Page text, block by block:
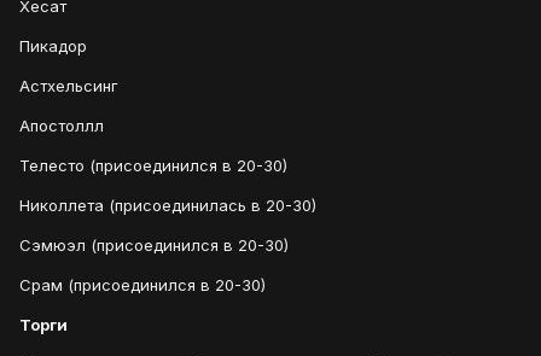
Хесат
Пикадор
Астхельсинг
Апостоллл
Телесто (присоединился в 20-30)
Николлета (присоединилась в 20-30)
Сэмюэл (присоединился в 20-30)
Срам (присоединился в 20-30)
Торги